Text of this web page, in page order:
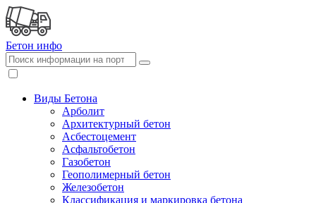
Бетон инфо
Виды Бетона
Арболит
Архитектурный бетон
Асбестоцемент
Асфальтобетон
Газобетон
Геополимерный бетон
Железобетон
Классификация и маркировка бетона